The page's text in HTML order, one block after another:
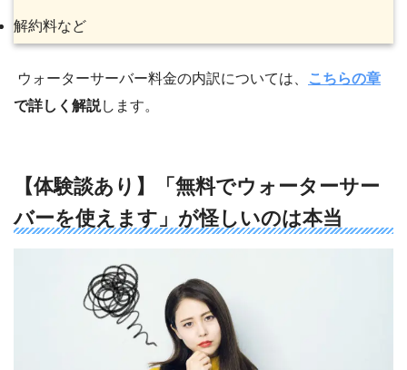
解約料など
ウォーターサーバー料金の内訳については、
こちらの章
で詳しく解説します。
【体験談あり】「無料でウォーターサー
バーを使えます」が怪しいのは本当